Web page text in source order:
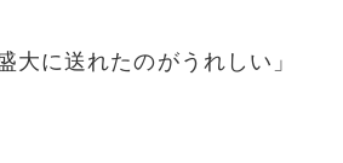
大に送れたのがうれしい」